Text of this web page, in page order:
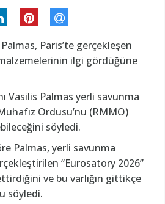
Paris’te gerçekleşen
ilgi gördüğüne
Vasilis Palmas yerli savunma
Ordusu’nu (RMMO)
söyledi.
Palmas, yerli savunma
“Eurosatory 2026”
ve bu varlığın gittikçe
söyledi.